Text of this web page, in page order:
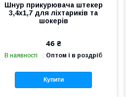
Шнур прикурювача штекер
3,4х1,7 для ліхтариків та
шокерів
46 ₴
В наявності Оптом і в роздріб
Купити